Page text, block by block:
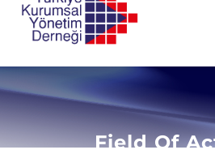
Field Of